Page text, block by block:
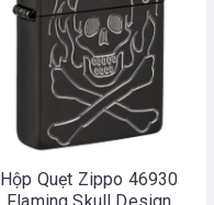
Hộp Quẹt Zippo 46930
Flaming Skull Design